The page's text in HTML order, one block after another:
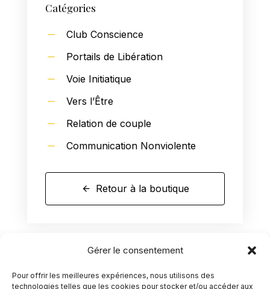
Gérer le consentement
Pour offrir les meilleures expériences, nous utilisons des
technologies telles que les cookies pour stocker et/ou accéder aux
Catégories
Club Conscience
Portails de Libération
Voie Initiatique
Vers l’Être
Relation de couple
Communication Nonviolente
Retour à la boutique